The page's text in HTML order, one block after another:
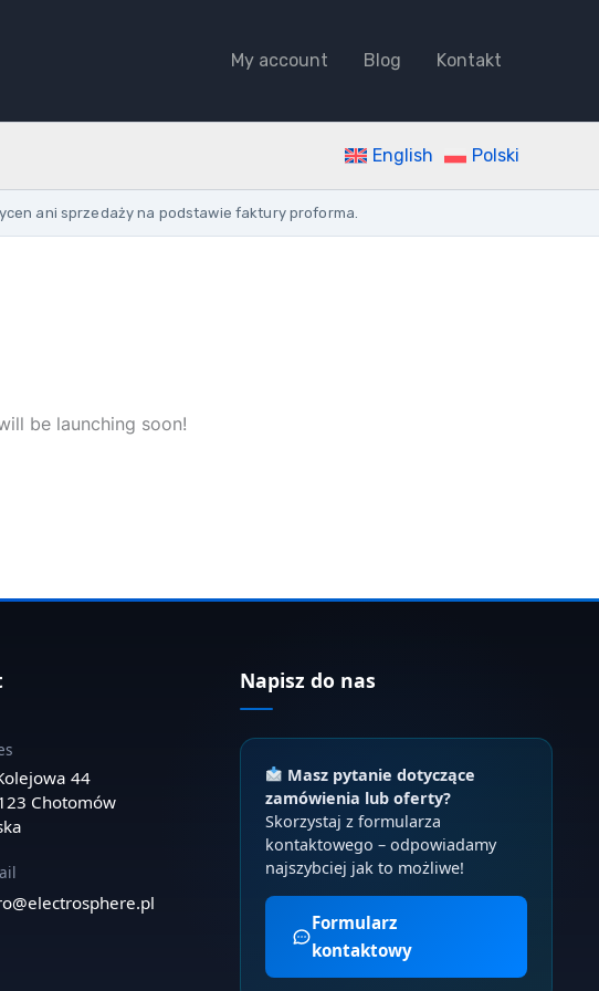
My account Blog Kontakt
English Polski
ani sprzedaży na podstawie faktury proforma.
be launching soon!
44
Chotomów
Napisz do nas
Masz pytanie dotyczące
zamówienia lub oferty?
Skorzystaj z formularza
kontaktowego – odpowiadamy
najszybciej jak to możliwe!
Formularz
kontaktowy
2X
quantity